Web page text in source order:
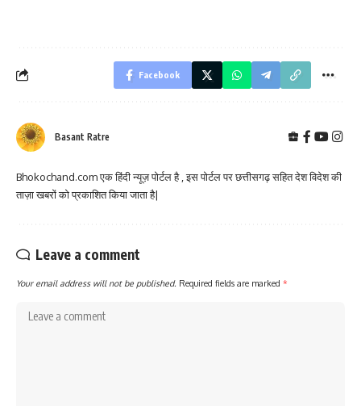
Facebook
Basant Ratre
Bhokochand.com एक हिंदी न्यूज़ पोर्टल है , इस पोर्टल पर छत्तीसगढ़ सहित देश विदेश की
ताज़ा खबरों को प्रकाशित किया जाता है|
Leave a comment
Your email address will not be published. Required fields are marked *